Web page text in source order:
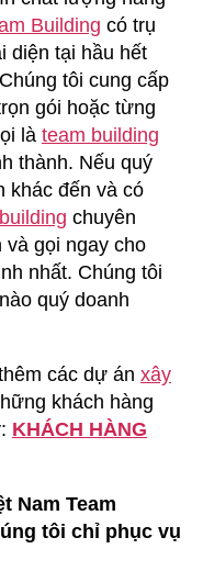
Building có trụ
diện tại hầu hết
tôi cung cấp
gói hoặc từng
là team building
thành. Nếu quý
khác đến và có
chuyên
và gọi ngay cho
nhất. Chúng tôi
quý doanh
các dự án xây
khách hàng
KHÁCH HÀNG
Nam Team
tôi chỉ phục vụ